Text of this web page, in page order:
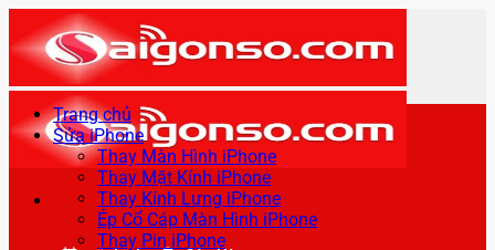
qua
nội
dung
Trang chủ
Sửa iPhone
Thay Màn Hình iPhone
Thay Mặt Kính iPhone
Thay Kính Lưng iPhone
Ép Cổ Cáp Màn Hình iPhone
Thay Pin iPhone